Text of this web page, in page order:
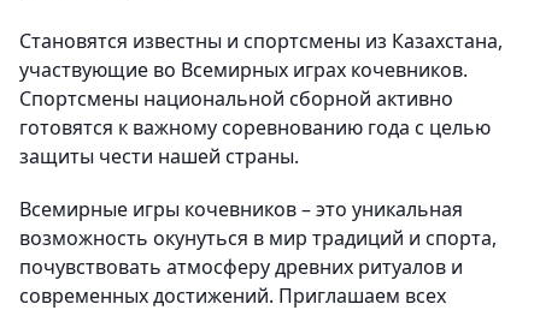
Становятся известны и спортсмены из Казахстана,
участвующие во Всемирных играх кочевников.
Спортсмены национальной сборной активно
готовятся к важному соревнованию года с целью
защиты чести нашей страны.
Всемирные игры кочевников – это уникальная
возможность окунуться в мир традиций и спорта,
почувствовать атмосферу древних ритуалов и
современных достижений. Приглашаем всех